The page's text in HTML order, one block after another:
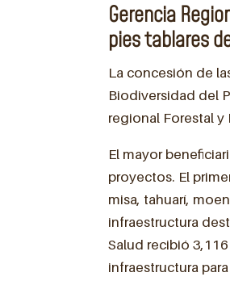
Gerencia
pies tablares
La concesión de
Biodiversidad del
regional Forestal y
El mayor
proyectos. El
misa, tahuarí,
infraestructura
Salud recibió
infraestructura